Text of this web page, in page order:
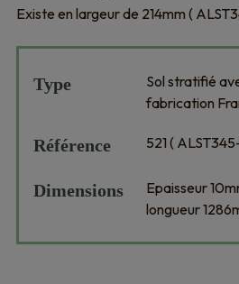
Existe en largeur de 214mm (
Type
Sol stratifié
fabrication
Référence 521 (
Dimensions
Epaisseur
longueur